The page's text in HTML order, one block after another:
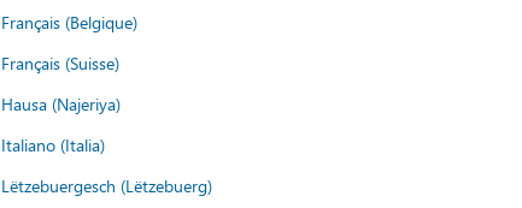
Français (Belgique)
Français (Suisse)
Hausa (Najeriya)
Italiano (Italia)
Lëtzebuergesch (Lëtzebuerg)